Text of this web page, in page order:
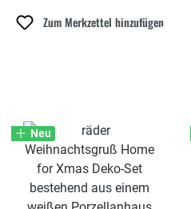
Zum Merkzettel hinzufügen
Neu